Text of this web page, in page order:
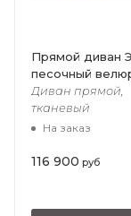
Прямой диван
песочный
Диван прямой,
тканевый
На заказ
116 900 руб